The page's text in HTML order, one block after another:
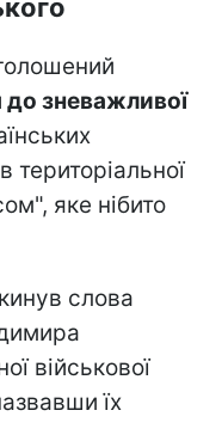
до зневажливої
територіальної
яке нібито
слова
військової
їх